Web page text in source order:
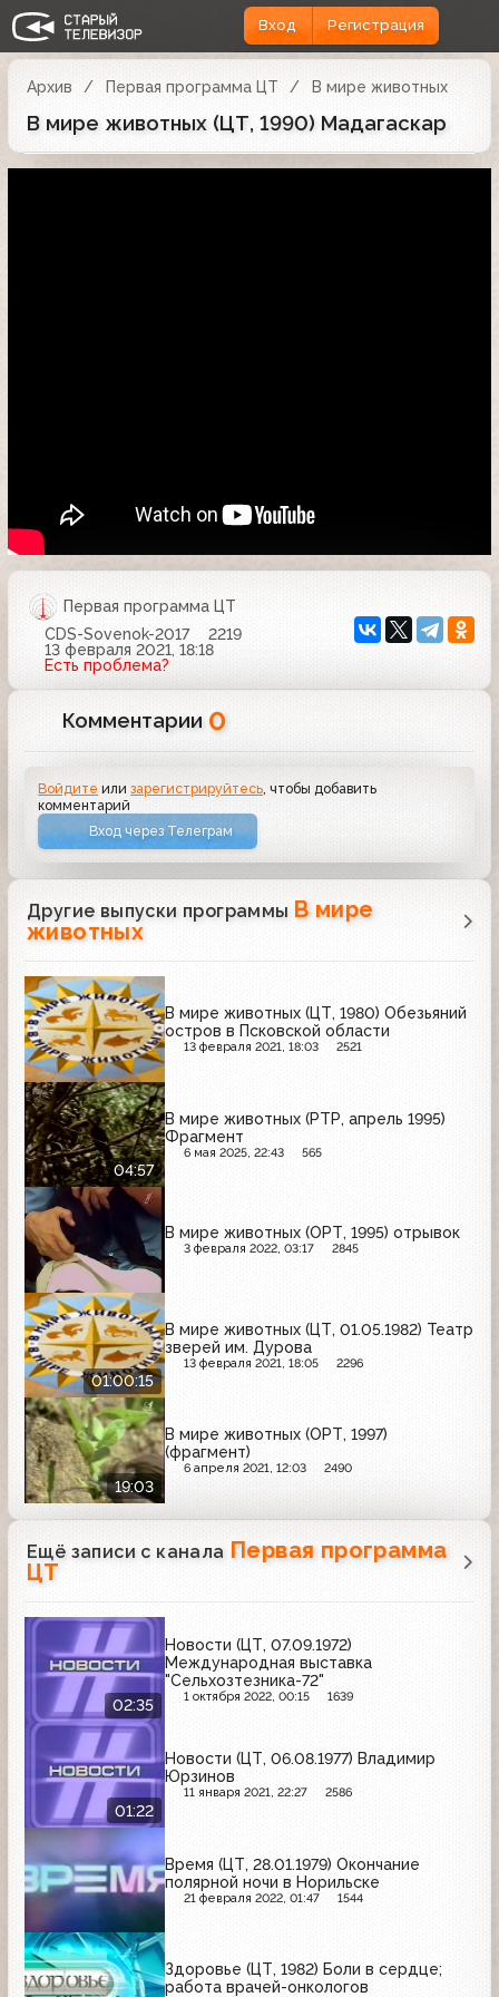
Вход Регистрация
Архив Первая программа ЦТ В мире животных
В мире животных (ЦТ, 1990) Мадагаскар
Первая программа ЦТ
CDS-Sovenok-2017
2219
13 февраля 2021, 18:18
Есть проблема?
Комментарии 0
Войдите илизарегистрируйтесь , чтобы добавить
комментарий
Вход через Телеграм
Другие выпуски программы В мире
животных
В мире животных (ЦТ, 1980) Обезьяний
остров в Псковской области
13 февраля 2021, 18:03 2521
04:57
В мире животных (РТР, апрель 1995)
Фрагмент
6 мая 2025, 22:43 565
В мире животных (ОРТ, 1995) отрывок
3 февраля 2022, 03:17 2845
01:00:15
В мире животных (ЦТ, 01.05.1982) Театр
зверей им. Дурова
13 февраля 2021, 18:05 2296
19:03
В мире животных (ОРТ, 1997)
(фрагмент)
6 апреля 2021, 12:03 2490
Ещё записи с канала Первая программа
ЦТ
02:35
Новости (ЦТ, 07.09.1972)
Международная выставка
"Сельхозтезника-72"
1 октября 2022, 00:15 1639
01:22
Новости (ЦТ, 06.08.1977) Владимир
Юрзинов
11 января 2021, 22:27 2586
Время (ЦТ, 28.01.1979) Окончание
полярной ночи в Норильске
21 февраля 2022, 01:47 1544
Здоровье (ЦТ, 1982) Боли в сердце;
работа врачей-онкологов